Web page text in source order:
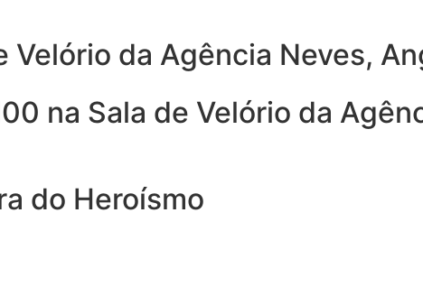
da Agência Neves,
na Sala de Velório da
do Heroísmo